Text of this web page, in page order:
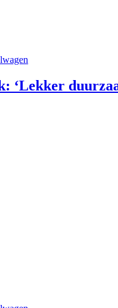
‘Lekker